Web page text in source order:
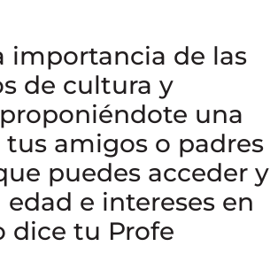
importancia de las
de cultura y
una
amigos o padres
puedes acceder y
e intereses en
dice tu Profe